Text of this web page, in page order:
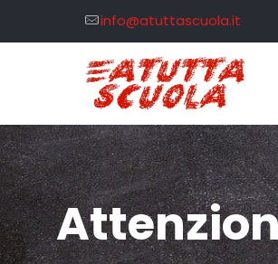
info@atuttascuola.it